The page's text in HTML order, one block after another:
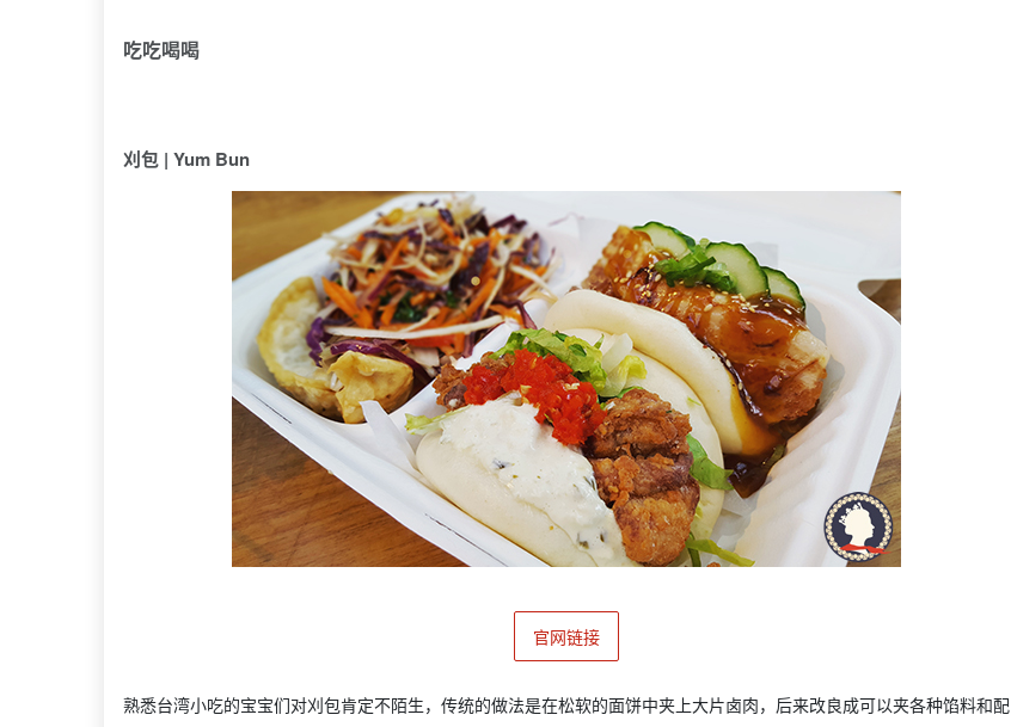
吃吃喝喝
刈包 | Yum Bun
官网链接
熟悉台湾小吃的宝宝们对刈包肯定不陌生，传统的做法是在松软的面饼中夹上大片卤肉，后来改良成可以夹各种馅料和配